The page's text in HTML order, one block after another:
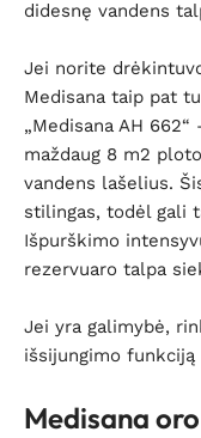
didesnę vandens
Jei norite
Medisana taip pat
„Medisana AH
maždaug 8 m2
vandens lašelius.
stilingas, todėl gali
Išpurškimo
rezervuaro talpa
Jei yra galimybė,
išsijungimo
Medisana